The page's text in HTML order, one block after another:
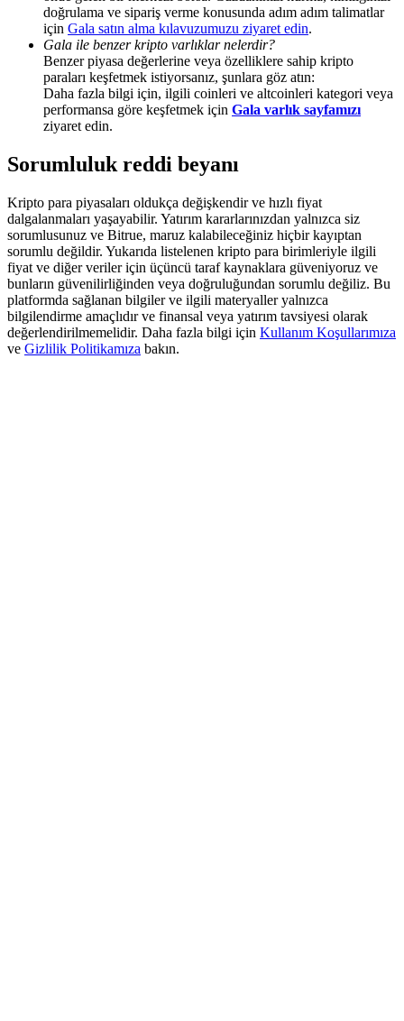
BTC Welcome Rewards
Deposit & Trade BTC to Share 25000 USDT prize pool!
Deposit CASHCAT & Win
Exclusive for BitMart Users
Register & Trade to Win 500,000 USDT
doğrulama ve sipariş verme konusunda adım adım talimatlar
için Gala satın alma kılavuzumuzu ziyaret edin.
Gala ile benzer kripto varlıklar nelerdir?
Benzer piyasa değerlerine veya özelliklere sahip kripto
paraları keşfetmek istiyorsanız, şunlara göz atın:
Daha fazla bilgi için, ilgili coinleri ve altcoinleri kategori veya
performansa göre keşfetmek için Gala varlık sayfamızı
ziyaret edin.
Sorumluluk reddi beyanı
Kripto para piyasaları oldukça değişkendir ve hızlı fiyat
dalgalanmaları yaşayabilir. Yatırım kararlarınızdan yalnızca siz
sorumlusunuz ve Bitrue, maruz kalabileceğiniz hiçbir kayıptan
sorumlu değildir. Yukarıda listelenen kripto para birimleriyle ilgili
fiyat ve diğer veriler için üçüncü taraf kaynaklara güveniyoruz ve
bunların güvenilirliğinden veya doğruluğundan sorumlu değiliz. Bu
platformda sağlanan bilgiler ve ilgili materyaller yalnızca
bilgilendirme amaçlıdır ve finansal veya yatırım tavsiyesi olarak
değerlendirilmemelidir. Daha fazla bilgi için Kullanım Koşullarımıza
ve Gizlilik Politikamıza bakın.